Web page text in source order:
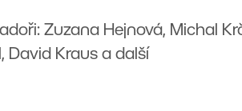
Zuzana Hejnová, Michal
David Kraus a další